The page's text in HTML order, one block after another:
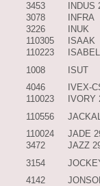
3453
INDUS
3078
INFRA
3226
INUK
110305
ISAAK
110223
1008
ISUT
4046
IVEX-
110023
IVORY
110556
110024
JADE
3472
JAZZ
3154
4142